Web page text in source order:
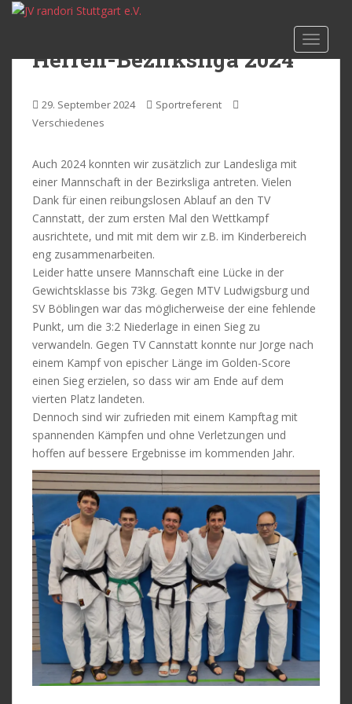
Herren-Bezirksliga 2024
29. September 2024
Sportreferent
Verschiedenes
Auch 2024 konnten wir zusätzlich zur Landesliga mit
einer Mannschaft in der Bezirksliga antreten. Vielen
Dank für einen reibungslosen Ablauf an den TV
Cannstatt, der zum ersten Mal den Wettkampf
ausrichtete, und mit mit dem wir z.B. im Kinderbereich
eng zusammenarbeiten.
Leider hatte unsere Mannschaft eine Lücke in der
Gewichtsklasse bis 73kg. Gegen MTV Ludwigsburg und
SV Böblingen war das möglicherweise der eine fehlende
Punkt, um die 3:2 Niederlage in einen Sieg zu
verwandeln. Gegen TV Cannstatt konnte nur Jorge nach
einem Kampf von epischer Länge im Golden-Score
einen Sieg erzielen, so dass wir am Ende auf dem
vierten Platz landeten.
Dennoch sind wir zufrieden mit einem Kampftag mit
spannenden Kämpfen und ohne Verletzungen und
hoffen auf bessere Ergebnisse im kommenden Jahr.